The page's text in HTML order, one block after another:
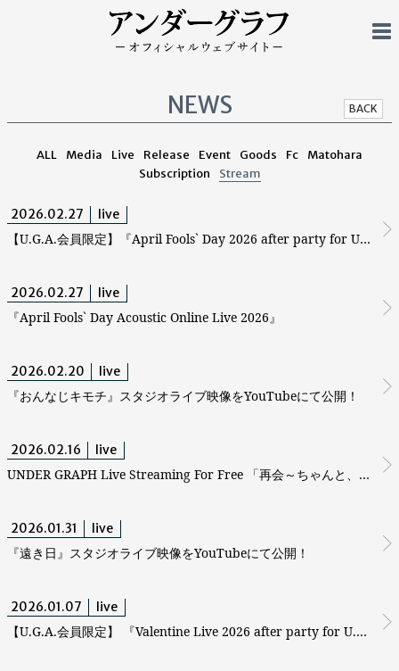
NEWS BACK
ALL Media Live Release Event Goods Fc
Matohara
Subscription
Stream
2026.02.27 live
【U.G.A.会員限定】『April Fools` Day 2026 after party for U.G.A』
2026.02.27 live
『April Fools` Day Acoustic Online Live 2026』
2026.02.20 live
『おんなじキモチ』スタジオライブ映像をYouTubeにて公開！
2026.02.16 live
UNDER GRAPH Live Streaming For Free 「再会～ちゃんと、ここで待っていたよ。～」
2026.01.31 live
『遠き日』スタジオライブ映像をYouTubeにて公開！
2026.01.07 live
【U.G.A.会員限定】 『Valentine Live 2026 after party for U.G.A』